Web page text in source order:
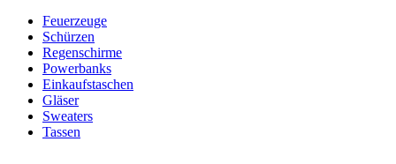
Feuerzeuge
Schürzen
Regenschirme
Powerbanks
Einkaufstaschen
Gläser
Sweaters
Tassen